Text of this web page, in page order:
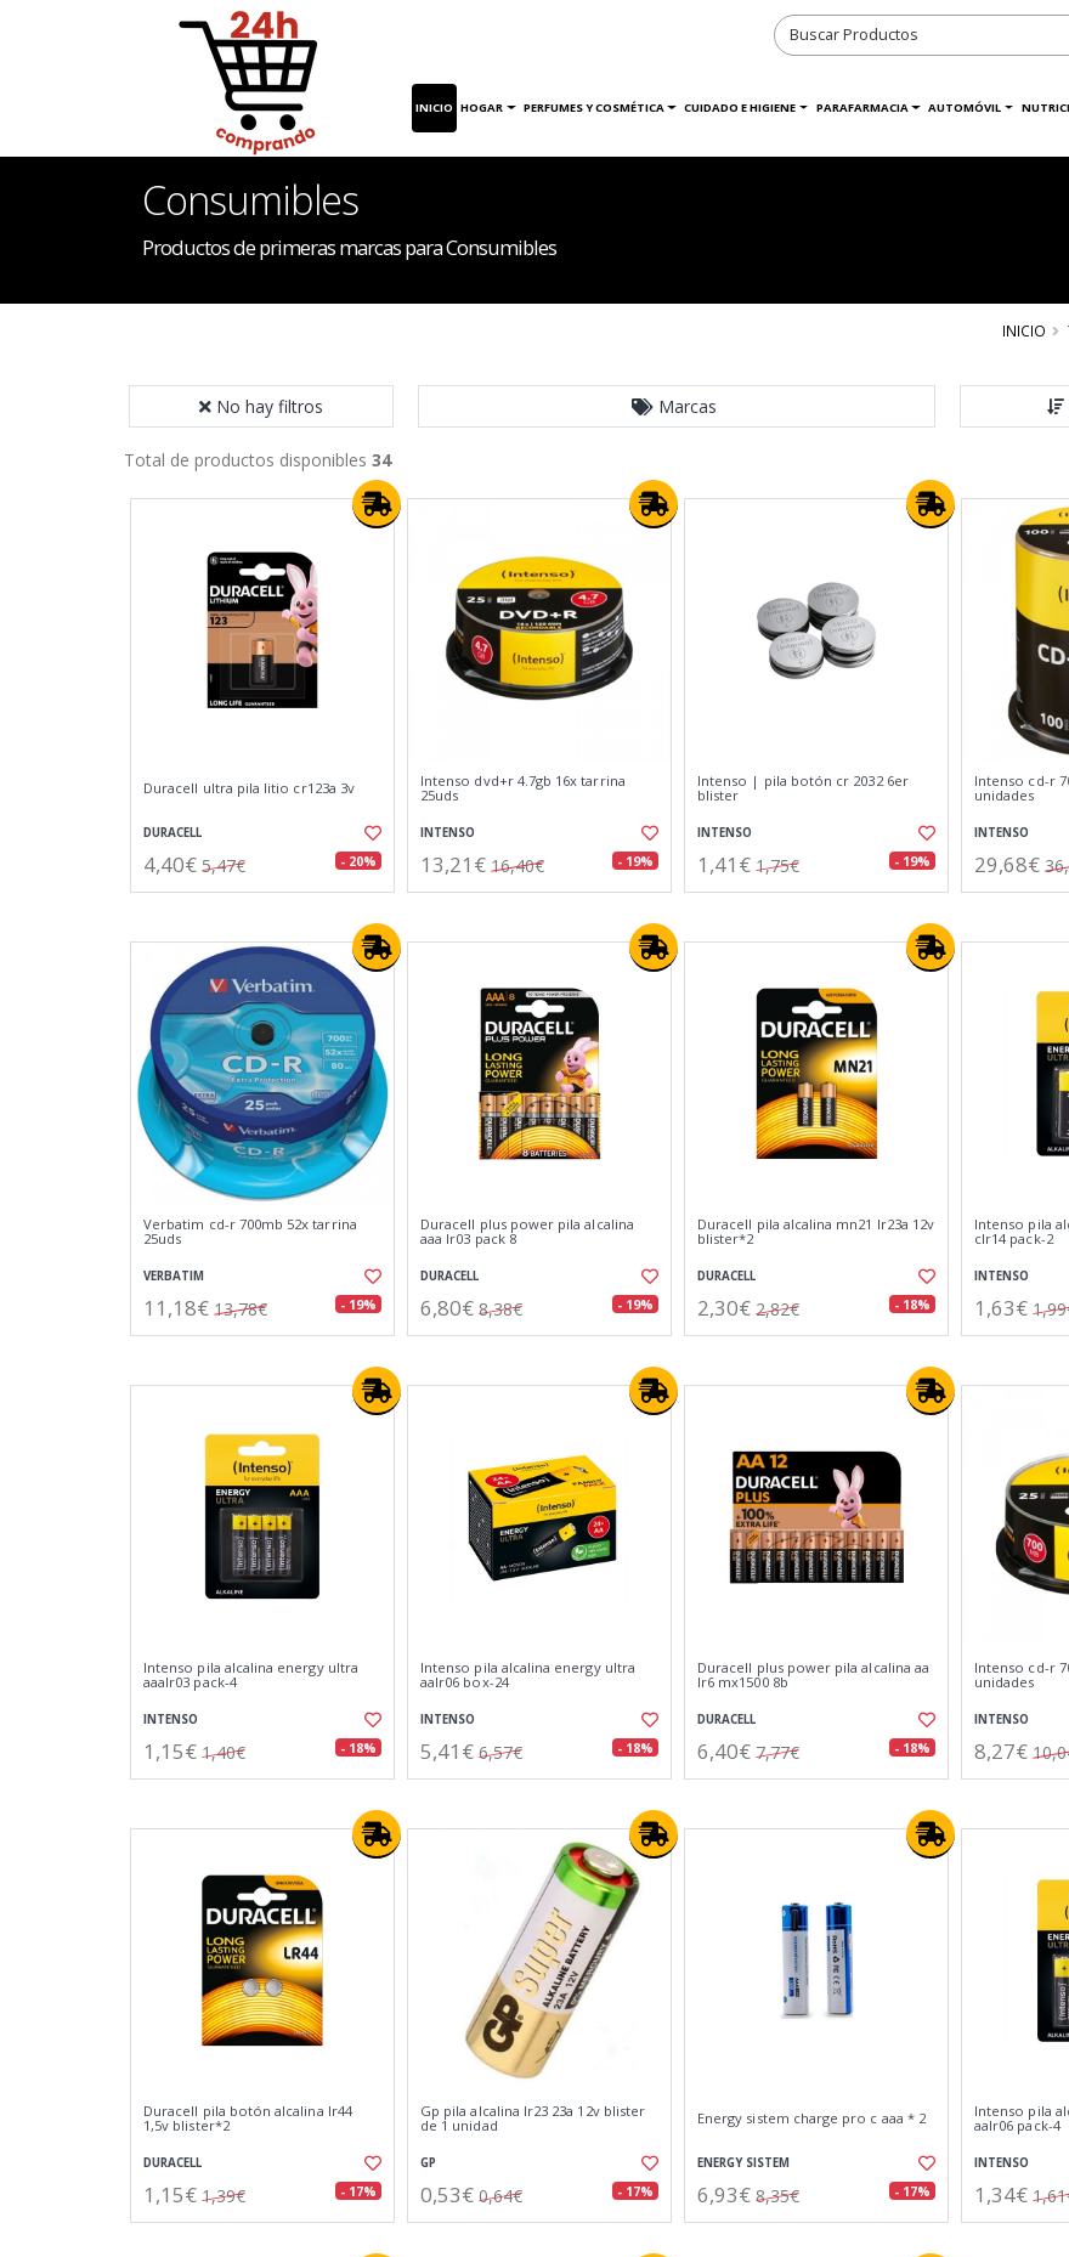
INICIO HOGAR PERFUMES Y COSMÉTICA CUIDADO E HIGIENE PARAFARMACIA AUTOMÓVIL
Consumibles
Productos de primeras marcas para Consumibles
INICIO
No hay filtros Marcas
Total de productos disponibles 34
Duracell ultra pila litio cr123a 3v
DURACELL
4,40€ 5,47€ - 20%
Intenso dvd+r 4.7gb 16x tarrina
25uds
INTENSO
13,21€ 16,40€ - 19%
Intenso | pila botón cr 2032 6er
blister
INTENSO
1,41€ 1,75€ - 19%
Intenso cd-r
unidades
INTENSO
29,68€
Verbatim cd-r 700mb 52x tarrina
25uds
VERBATIM
11,18€ 13,78€ - 19%
Duracell plus power pila alcalina
aaa lr03 pack 8
DURACELL
6,80€ 8,38€ - 19%
Duracell pila alcalina mn21 lr23a 12v
blister*2
DURACELL
2,30€ 2,82€ - 18%
Intenso pila
clr14 pack-2
INTENSO
1,63€
Intenso pila alcalina energy ultra
aaalr03 pack-4
INTENSO
1,15€ 1,40€ - 18%
Intenso pila alcalina energy ultra
aalr06 box-24
INTENSO
5,41€ 6,57€ - 18%
Duracell plus power pila alcalina aa
lr6 mx1500 8b
DURACELL
6,40€ 7,77€ - 18%
Intenso cd-r
unidades
INTENSO
8,27€
Duracell pila botón alcalina lr44
1,5v blister*2
DURACELL
1,15€ 1,39€ - 17%
Gp pila alcalina lr23 23a 12v blister
de 1 unidad
GP
0,53€ 0,64€ - 17%
Energy sistem charge pro c aaa * 2
ENERGY SISTEM
6,93€ 8,35€ - 17%
Intenso pila
aalr06 pack-4
INTENSO
1,34€